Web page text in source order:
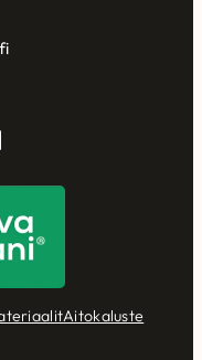
Aitokaluste